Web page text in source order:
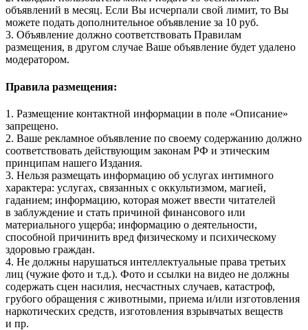
объявлений в месяц. Если Вы исчерпали свой лимит, то Вы
можете подать дополнительное объявление за 10 руб.
3. Объявление должно соответствовать Правилам
размещения, в другом случае Ваше объявление будет удалено
модератором.
Правила размещения:
1. Размещение контактной информации в поле «Описание»
запрещено.
2. Ваше рекламное объявление по своему содержанию должно
соответствовать действующим законам РФ и этическим
принципам нашего Издания.
3. Нельзя размещать информацию об услугах интимного
характера: услугах, связанных с оккультизмом, магией,
гаданием; информацию, которая может ввести читателей
в заблуждение и стать причиной финансового или
материального ущерба; информацию о деятельности,
способной причинить вред физическому и психическому
здоровью граждан.
4. Не должны нарушаться интеллектуальные права третьих
лиц (чужие фото и т.д.). Фото и ссылки на видео не должны
содержать сцен насилия, несчастных случаев, катастроф,
грубого обращения с животными, приема и/или изготовления
наркотических средств, изготовления взрывчатых веществ
и пр.